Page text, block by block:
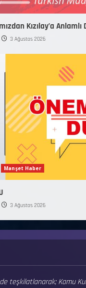
Kızılay’a Anlamlı
3 Ağustos 2026
Manşet Haber
3 Ağustos 2026
teşkilatlanarak; Kamu